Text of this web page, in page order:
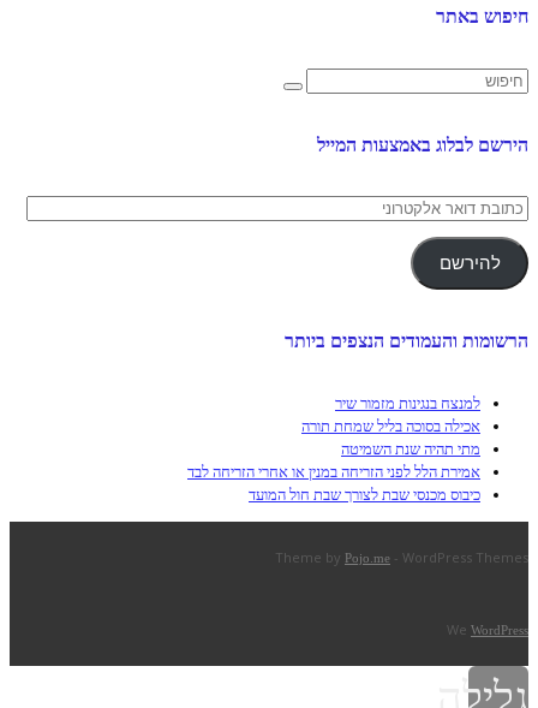
חיפוש באתר
הירשם לבלוג באמצעות המייל
כתובת
אלקטרוני
להירשם
הרשומות והעמודים הנצפים ביותר
למנצח בנגינות מזמור שיר
אכילה בסוכה בליל שמחת תורה
מתי תהיה שנת השמיטה
אמירת הלל לפני הזריחה במנין או אחרי הזריחה לבד
כיבוס מכנסי שבת לצורך שבת חול המועד
Theme by Pojo.me - WordPress Themes
We WordPress